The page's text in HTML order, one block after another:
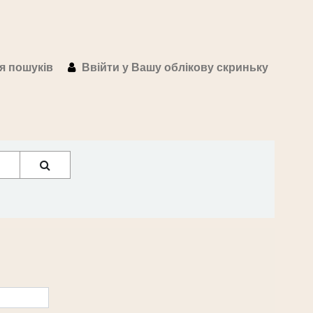
Ввійти у Вашу облікову скриньку
пошуків